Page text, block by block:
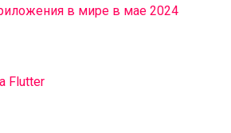
в мире в мае 2024
Flutter